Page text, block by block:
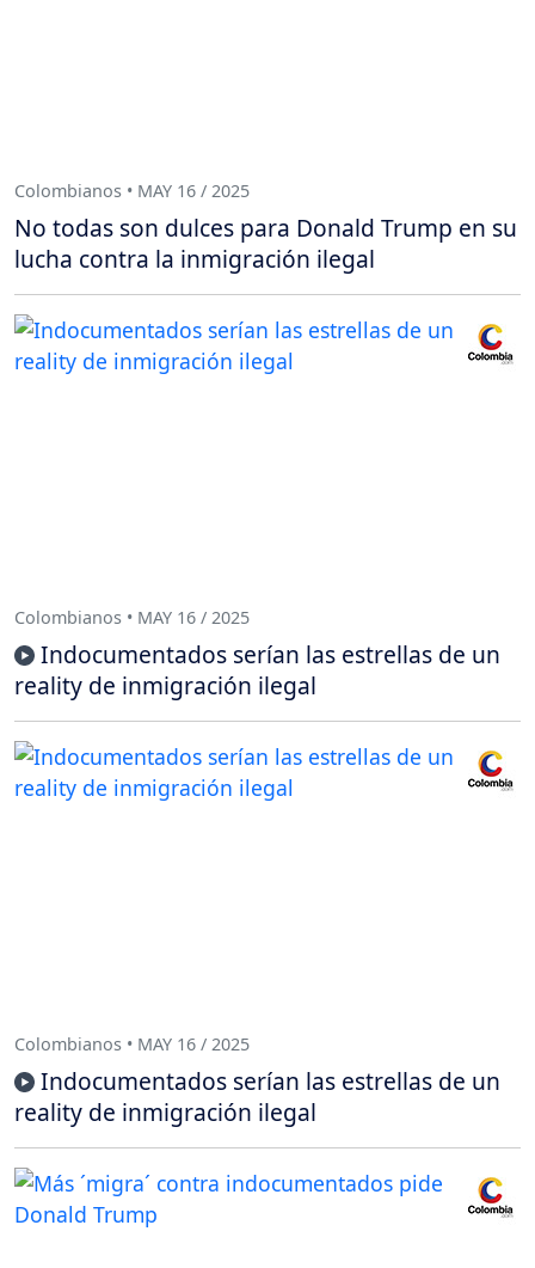
Colombianos • MAY 16 / 2025
No todas son dulces para Donald Trump en su
lucha contra la inmigración ilegal
Colombianos • MAY 16 / 2025
Indocumentados serían las estrellas de un
reality de inmigración ilegal
Colombianos • MAY 16 / 2025
Indocumentados serían las estrellas de un
reality de inmigración ilegal